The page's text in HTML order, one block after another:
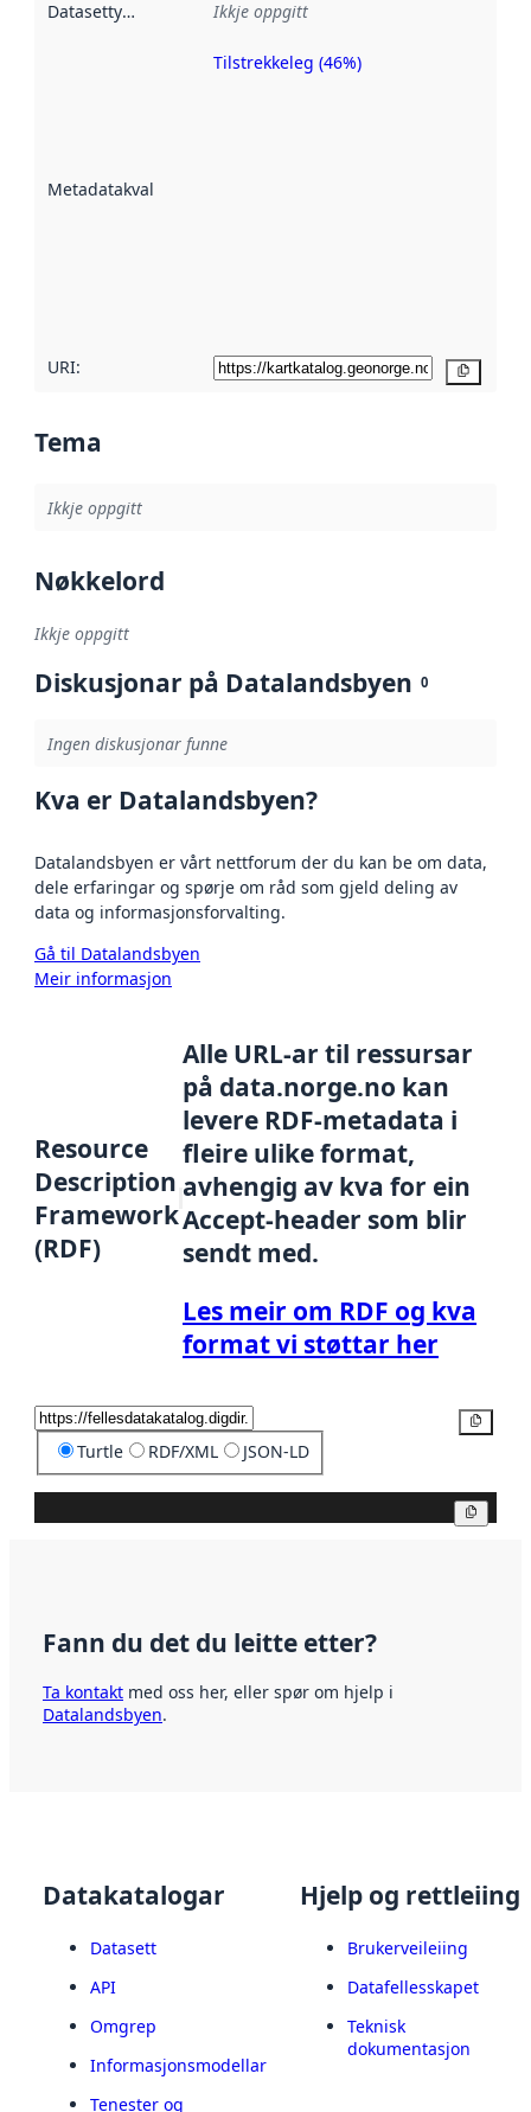
Datasettype Ikkje oppgitt
Metadatakvalitet
Metadatakvalitet
Tilstrekkeleg (46%)
URI:
Tema
Ikkje oppgitt
Nøkkelord
Ikkje oppgitt
Diskusjonar på Datalandsbyen 0
Ingen diskusjonar funne
Kva er Datalandsbyen?
Datalandsbyen er vårt nettforum der du kan be om data,
dele erfaringar og spørje om råd som gjeld deling av
data og informasjonsforvalting.
Gå til Datalandsbyen
Meir informasjon
Resource
Description
Framework
(RDF)
Alle URL-ar til ressursar
på data.norge.no kan
levere RDF-metadata i
fleire ulike format,
avhengig av kva for ein
Accept-header som blir
sendt med.
Les meir om RDF og kva
format vi støttar her
Turtle RDF/XML JSON-LD
Fann du det du leitte etter?
Ta kontakt med oss her, eller spør om hjelp i
Datalandsbyen.
Datakatalogar
Datasett
API
Omgrep
Informasjonsmodellar
Tenester og
Hjelp og rettleiing
Brukerveileiing
Datafellesskapet
Teknisk
dokumentasjon